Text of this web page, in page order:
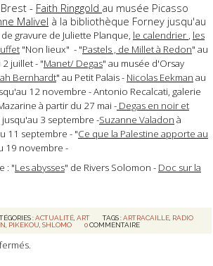
- Faith Ringgold au musée Picasso
Malivel à la bibliothèque Forney jusqu'au
gravure de Juliette Planque, le calendrier , les
"Non lieux" - "Pastels , de Millet à Redon" au
juillet - "Manet/ Degas" au musée d'Orsay
Bernhardt" au Petit Palais - Nicolas Eekman au
12 novembre - Antonio Recalcati, galerie
à partir du 27 mai - Degas en noir et
jusqu'au 3 septembre -Suzanne Valadon à
11 septembre - "Ce que la Palestine apporte au
19 novembre -
: "Les abysses" de Rivers Solomon - Doc sur la
:ACTUALITÉ, ART TAGS :ARTRACAILLE RADIO
PIKEKOU ,SHLOMO 0 COMMENTAIRE